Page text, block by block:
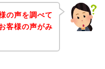
の声を調べて
客様の声がみ